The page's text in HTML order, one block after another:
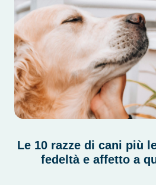
Le 10 razze di cani più
fedeltà e affetto a